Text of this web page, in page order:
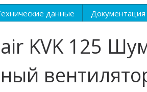
данные Документация
KVK 125